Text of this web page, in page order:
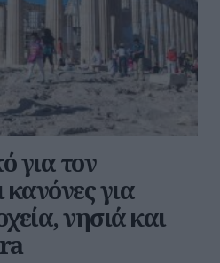
για τον
για
νησιά και